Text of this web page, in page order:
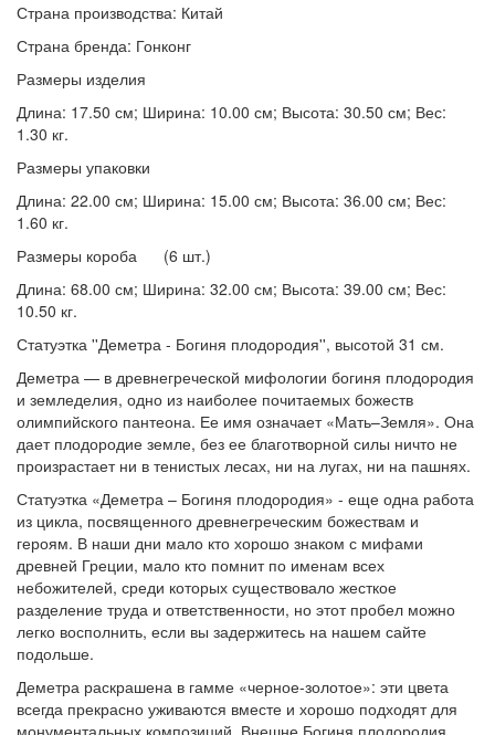
Страна производства: Китай
Страна бренда: Гонконг
Размеры изделия
Длина: 17.50 см; Ширина: 10.00 см; Высота: 30.50 см; Вес:
1.30 кг.
Размеры упаковки
Длина: 22.00 см; Ширина: 15.00 см; Высота: 36.00 см; Вес:
1.60 кг.
Размеры короба (6 шт.)
Длина: 68.00 см; Ширина: 32.00 см; Высота: 39.00 см; Вес:
10.50 кг.
Статуэтка ''Деметра - Богиня плодородия'', высотой 31 см.
Деметра — в древнегреческой мифологии богиня плодородия
и земледелия, одно из наиболее почитаемых божеств
олимпийского пантеона. Ее имя означает «Мать–Земля». Она
дает плодородие земле, без ее благотворной силы ничто не
произрастает ни в тенистых лесах, ни на лугах, ни на пашнях.
Статуэтка «Деметра – Богиня плодородия» - еще одна работа
из цикла, посвященного древнегреческим божествам и
героям. В наши дни мало кто хорошо знаком с мифами
древней Греции, мало кто помнит по именам всех
небожителей, среди которых существовало жесткое
разделение труда и ответственности, но этот пробел можно
легко восполнить, если вы задержитесь на нашем сайте
подольше.
Деметра раскрашена в гамме «черное-золотое»: эти цвета
всегда прекрасно уживаются вместе и хорошо подходят для
монументальных композиций. Внешне Богиня плодородия